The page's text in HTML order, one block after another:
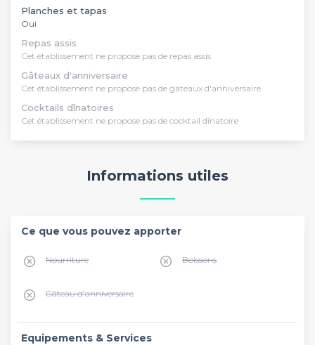
Planches et tapas
Oui
Repas assis
Cet établissement ne propose pas de repas assis
Gâteaux d'anniversaire
Cet établissement ne propose pas de gâteaux d'anniversaire
Cocktails dînatoires
Cet établissement ne propose pas de cocktail dînatoire
Informations utiles
Ce que vous pouvez apporter
Nourriture Boissons
Gâteau d'anniversaire
Equipements & Services